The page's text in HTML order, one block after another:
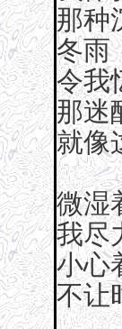
那种
冬雨
令我
那迷
就像
微湿
我尽
小心
不让